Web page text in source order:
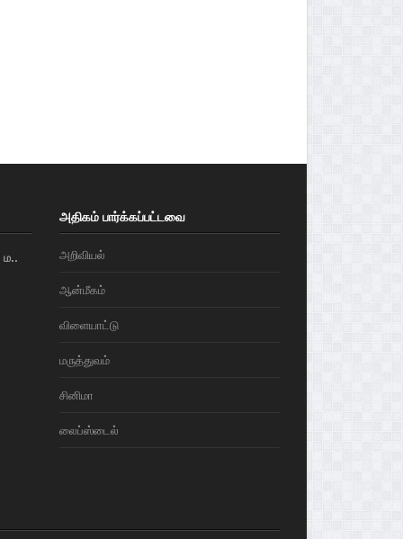
அதிகம் பார்க்கப்பட்டவை
அறிவியல்
ஆன்மீகம்
விளையாட்டு
மரு‌த்துவ‌ம்
சினிமா
லைப்ஸ்டைல்